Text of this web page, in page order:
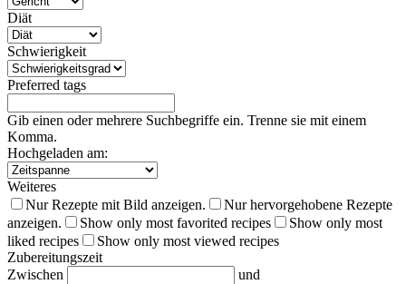
Diät
Schwierigkeit
Preferred tags
Gib einen oder mehrere Suchbegriffe ein. Trenne sie mit einem
Komma.
Hochgeladen am:
Weiteres
Nur Rezepte mit Bild anzeigen.
Nur hervorgehobene Rezepte
anzeigen.
Show only most favorited recipes
Show only most
liked recipes
Show only most viewed recipes
Zubereitungszeit
Zwischen
und